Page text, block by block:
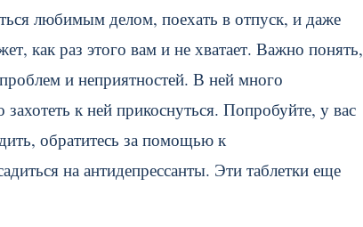
любимым делом, поехать в отпуск, и даже
как раз этого вам и не хватает. Важно понять,
и неприятностей. В ней много
к ней прикоснуться. Попробуйте, у вас
обратитесь за помощью к
на антидепрессанты. Эти таблетки еще